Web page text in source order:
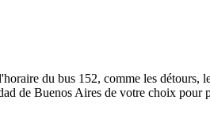
du bus 152, comme les détours,
de Buenos Aires de votre choix